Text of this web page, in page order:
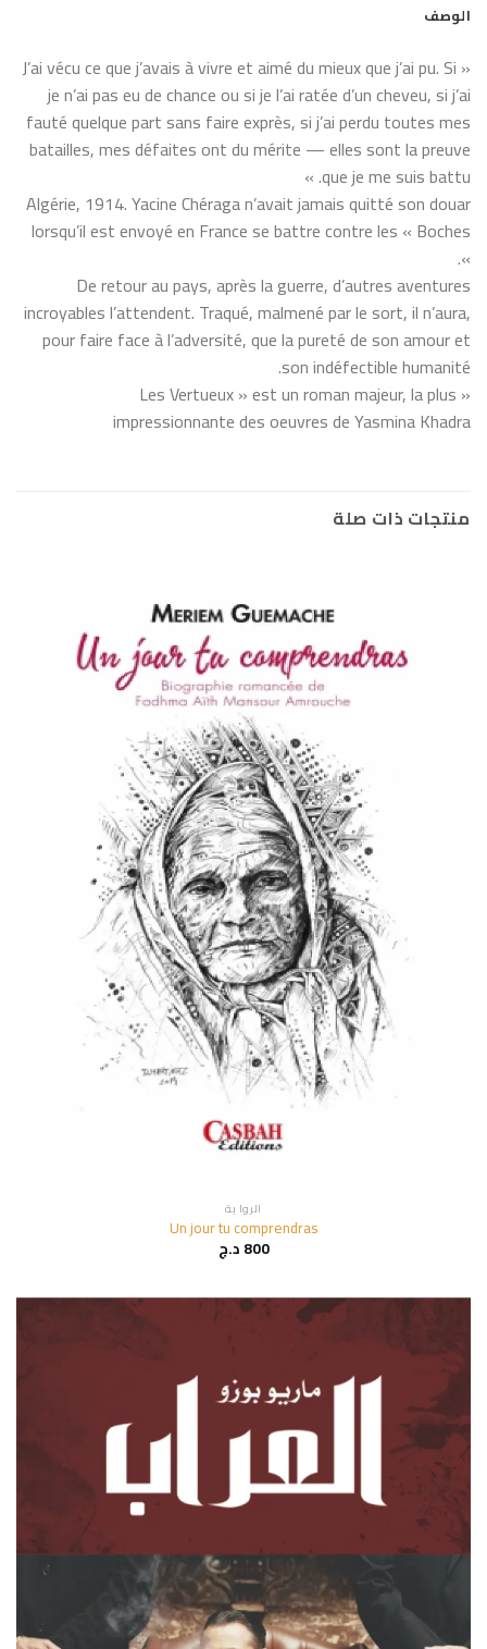
الوصف
« J’ai vécu ce que j’avais à vivre et aimé du mieux que j’ai pu. Si
je n’ai pas eu de chance ou si je l’ai ratée d’un cheveu, si j’ai
fauté quelque part sans faire exprès, si j’ai perdu toutes mes
batailles, mes défaites ont du mérite — elles sont la preuve
que je me suis battu. »
Algérie, 1914. Yacine Chéraga n’avait jamais quitté son douar
lorsqu’il est envoyé en France se battre contre les « Boches
».
De retour au pays, après la guerre, d’autres aventures
incroyables l’attendent. Traqué, malmené par le sort, il n’aura,
pour faire face à l’adversité, que la pureté de son amour et
son indéfectible humanité.
« Les Vertueux » est un roman majeur, la plus
impressionnante des oeuvres de Yasmina Khadra
منتجات ذات صلة
الروا ية
Un jour tu comprendras
800د.ج